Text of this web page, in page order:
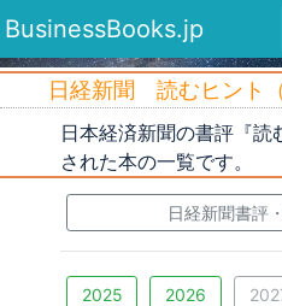
BusinessBooks.jp
日経新聞 読むヒント
日本経済新聞の書評『
された本の一覧です。
日経新聞書評
2025 2026